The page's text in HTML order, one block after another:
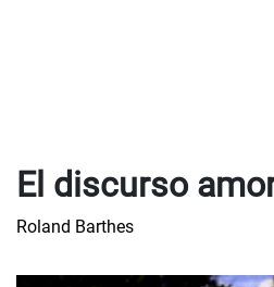
El discurso
Roland Barthes